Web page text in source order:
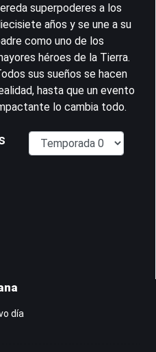
superpoderes a los
años y se une a su
como uno de los
héroes de la Tierra.
sus sueños se hacen
hasta que un evento
lo cambia todo.
día